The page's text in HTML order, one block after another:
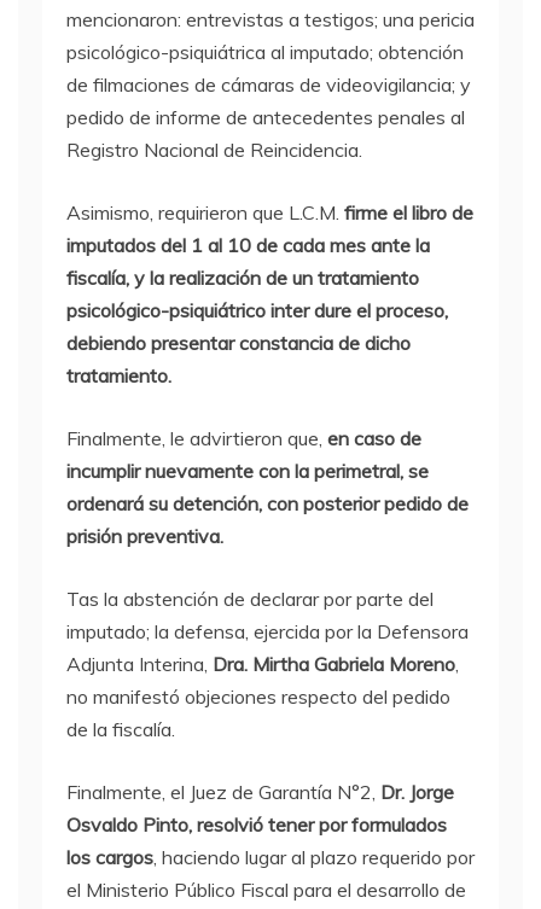
mencionaron: entrevistas a testigos; una pericia
psicológico-psiquiátrica al imputado; obtención
de filmaciones de cámaras de videovigilancia; y
pedido de informe de antecedentes penales al
Registro Nacional de Reincidencia.
Asimismo, requirieron que L.C.M. firme el libro de
imputados del 1 al 10 de cada mes ante la
fiscalía, y la realización de un tratamiento
psicológico-psiquiátrico inter dure el proceso,
debiendo presentar constancia de dicho
tratamiento.
Finalmente, le advirtieron que, en caso de
incumplir nuevamente con la perimetral, se
ordenará su detención, con posterior pedido de
prisión preventiva.
Tas la abstención de declarar por parte del
imputado; la defensa, ejercida por la Defensora
Adjunta Interina, Dra. Mirtha Gabriela Moreno,
no manifestó objeciones respecto del pedido
de la fiscalía.
Finalmente, el Juez de Garantía N°2, Dr. Jorge
Osvaldo Pinto, resolvió tener por formulados
los cargos, haciendo lugar al plazo requerido por
el Ministerio Público Fiscal para el desarrollo de